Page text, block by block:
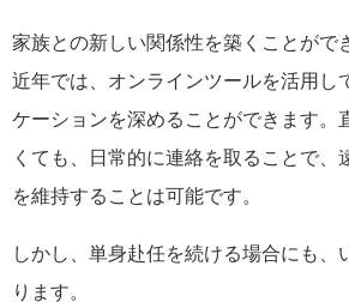
家族との新しい関係性を築くことがで
近年では、オンラインツールを活用し
ケーションを深めることができます。
くても、日常的に連絡を取ることで、
を維持することは可能です。
しかし、単身赴任を続ける場合にも、
ります。